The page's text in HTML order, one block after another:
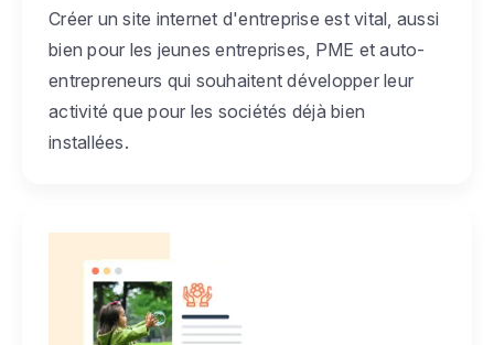
Créer un site internet d'entreprise est vital, aussi
bien pour les jeunes entreprises, PME et auto-
entrepreneurs qui souhaitent développer leur
activité que pour les sociétés déjà bien
installées.